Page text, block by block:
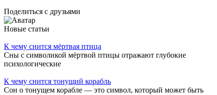
Поделиться с друзьями
Новые статьи
К чему снится мёртвая птица
Сны с символикой мёртвой птицы отражают глубокие
психологические
К чему снится тонущий корабль
Сон о тонущем корабле — это символ, который может быть